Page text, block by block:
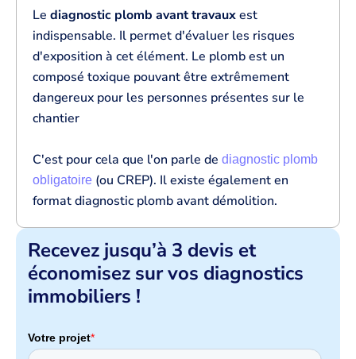
Le diagnostic plomb avant travauxest
indispensable. Il permet d'évaluer les risques
d'exposition à cet élément. Le plomb est un
composé toxique pouvant être extrêmement
dangereux pour les personnes présentes sur le
chantier
C'est pour cela que l'on parle de diagnostic plomb
obligatoire (ou CREP). Il existe également en
format diagnostic plomb avant démolition.
Recevez jusqu’à 3 devis et
économisez sur vos diagnostics
immobiliers !